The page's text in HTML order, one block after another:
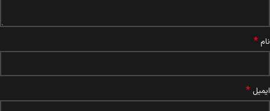
نام *
ایمیل *